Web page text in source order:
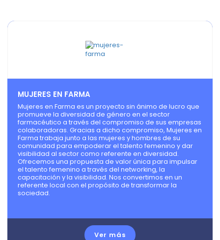
MUJERES EN FARMA
Mujeres en Farma es un proyecto sin ánimo de lucro que
promueve la diversidad de género en el sector
farmacéutico a través del compromiso de sus empresas
colaboradoras. Gracias a dicho compromiso, Mujeres en
Farma trabaja junto a las mujeres y hombres de su
comunidad para empoderar el talento femenino y dar
visibilidad al sector como referente en diversidad.
Ofrecemos una propuesta de valor única para impulsar
el talento femenino a través del networking, la
capacitación y la visibilidad. Nos convertimos en un
referente local con el propósito de transformar la
sociedad.
Ver más